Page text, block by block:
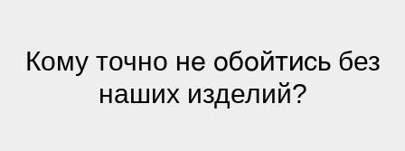
Кому точно не обойтисьбез
наших изделий?